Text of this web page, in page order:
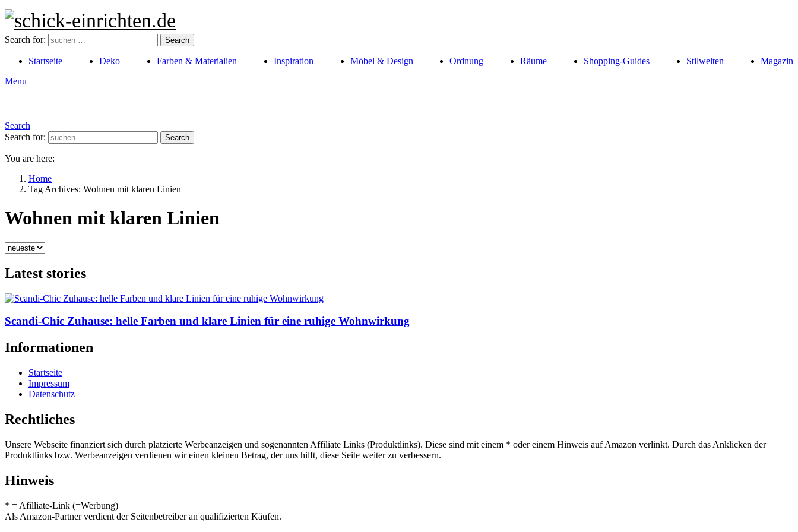
Search for: Search
Startseite Deko Farben & Materialien Inspiration Möbel & Design Ordnung Räume Shopping-Guides Stilwelten
Magazin
Menu
Search
Search for:
Search
You are here:
Home
Tag Archives: Wohnen mit klaren Linien
Wohnen mit klaren Linien
Latest stories
Scandi-Chic Zuhause: helle Farben und klare Linien für eine ruhige Wohnwirkung
Informationen
Startseite
Impressum
Datenschutz
Rechtliches
Unsere Webseite finanziert sich durch platzierte Werbeanzeigen und sogenannten Affiliate Links (Produktlinks). Diese sind mit einem * oder einem Hinweis auf Amazon verlinkt. Durch das Anklicken der
Produktlinks bzw. Werbeanzeigen verdienen wir einen kleinen Betrag, der uns hilft, diese Seite weiter zu verbessern.
Hinweis
* = Afilliate-Link (=Werbung)
Als Amazon-Partner verdient der Seitenbetreiber an qualifizierten Käufen.